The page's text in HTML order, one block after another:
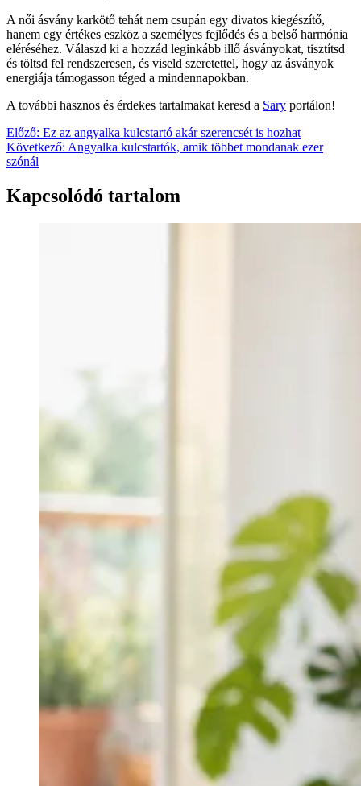
A női ásvány karkötő tehát nem csupán egy divatos kiegészítő,
hanem egy értékes eszköz a személyes fejlődés és a belső harmónia
eléréséhez. Válaszd ki a hozzád leginkább illő ásványokat, tisztítsd
és töltsd fel rendszeresen, és viseld szeretettel, hogy az ásványok
energiája támogasson téged a mindennapokban.
A további hasznos és érdekes tartalmakat keresd a Sary portálon!
Bejegyzés
navigáció
Előző: Ez az angyalka kulcstartó akár szerencsét is hozhat
Következő: Angyalka kulcstartók, amik többet mondanak ezer
szónál
Kapcsolódó tartalom